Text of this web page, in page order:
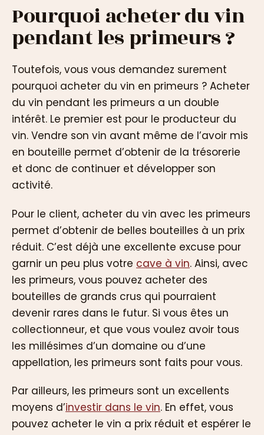
Pourquoi acheter du vin
pendant les primeurs ?
Toutefois, vous vous demandez surement
pourquoi acheter du vin en primeurs ? Acheter
du vin pendant les primeurs a un double
intérêt. Le premier est pour le producteur du
vin. Vendre son vin avant même de l’avoir mis
en bouteille permet d’obtenir de la trésorerie
et donc de continuer et développer son
activité.
Pour le client, acheter du vin avec les primeurs
permet d’obtenir de belles bouteilles à un prix
réduit. C’est déjà une excellente excuse pour
garnir un peu plus votre cave à vin. Ainsi, avec
les primeurs, vous pouvez acheter des
bouteilles de grands crus qui pourraient
devenir rares dans le futur. Si vous êtes un
collectionneur, et que vous voulez avoir tous
les millésimes d’un domaine ou d’une
appellation, les primeurs sont faits pour vous.
Par ailleurs, les primeurs sont un excellents
moyens d’investir dans le vin. En effet, vous
pouvez acheter le vin a prix réduit et espérer le